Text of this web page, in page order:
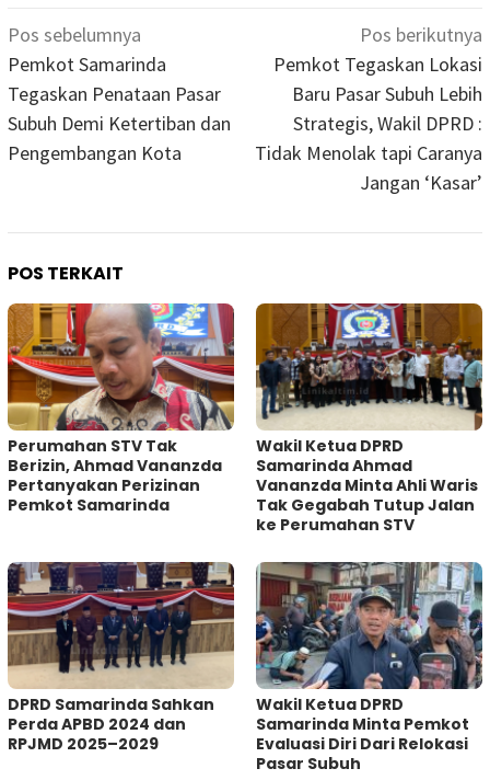
Navigasi
pos
Pos sebelumnya
Pemkot Samarinda
Tegaskan Penataan Pasar
Subuh Demi Ketertiban dan
Pengembangan Kota
Pos berikutnya
Pemkot Tegaskan Lokasi
Baru Pasar Subuh Lebih
Strategis, Wakil DPRD :
Tidak Menolak tapi Caranya
Jangan ‘Kasar’
POS TERKAIT
Perumahan STV Tak
Berizin, Ahmad Vananzda
Pertanyakan Perizinan
Pemkot Samarinda
Wakil Ketua DPRD
Samarinda Ahmad
Vananzda Minta Ahli Waris
Tak Gegabah Tutup Jalan
ke Perumahan STV
DPRD Samarinda Sahkan
Perda APBD 2024 dan
RPJMD 2025–2029
Wakil Ketua DPRD
Samarinda Minta Pemkot
Evaluasi Diri Dari Relokasi
Pasar Subuh